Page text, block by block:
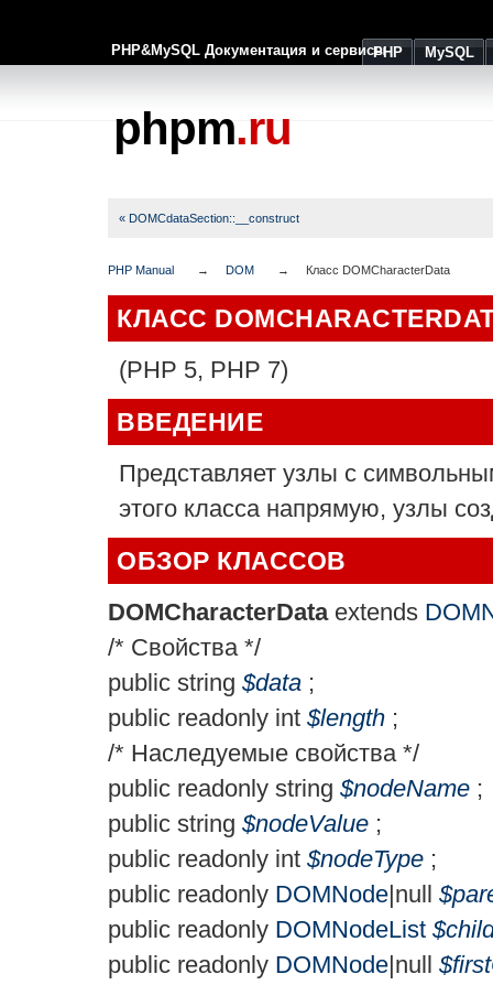
PHP&MySQL Документация и сервисыPHP MySQL
phpm.ru
« DOMCdataSection::__construct
PHP Manual DOM Класс DOMCharacterData
КЛАСС
(PHP 5, PHP 7)
ВВЕДЕНИЕ
Представляет узлы с
этого класса напрямую, узлы
ОБЗОР КЛАССОВ
DOMCharacterData extends
/* Свойства */
public string $data ;
public readonly int $length ;
/* Наследуемые свойства */
public readonly string $nodeName ;
public string $nodeValue ;
public readonly int $nodeType ;
public readonly DOMNode|null $
public readonly DOMNodeList $
public readonly DOMNode|null $